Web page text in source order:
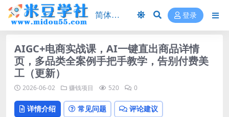
登录
AIGC+电商实战课，AI一键直出商品详情
页，多品类全案例手把手教学，告别付费美
工（更新）
2026-06-02 赚钱项目 520 0
详情介绍 常见问题 评论建议